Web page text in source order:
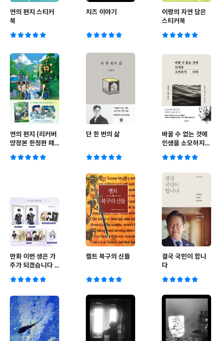
연의 편지 스티커
북
치즈 이야기
이랑의 자연 담은
스티커북
연의 편지 (리커버
양장본 한정판 패
단 한 번의 삶
바꿀 수 없는 것에
인생을 소모하지
만화 이번 생은 가
주가 되겠습니다 2
켈트 북구의 신들
결국 국민이 합니
다